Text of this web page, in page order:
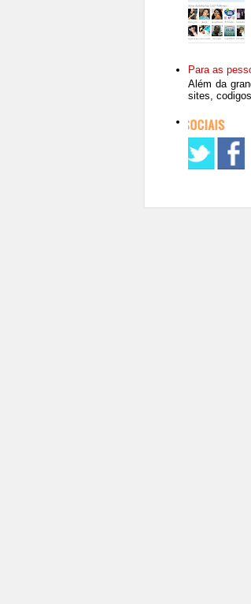
Para as
Além da
sites,